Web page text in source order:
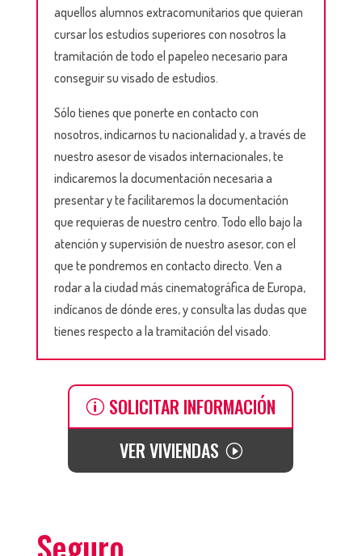
aquellos alumnos extracomunitarios que quieran
cursar los estudios superiores con nosotros la
tramitación de todo el papeleo necesario para
conseguir su visado de estudios.
Sólo tienes que ponerte en contacto con
nosotros, indicarnos tu nacionalidad y, a través de
nuestro asesor de visados internacionales, te
indicaremos la documentación necesaria a
presentar y te facilitaremos la documentación
que requieras de nuestro centro. Todo ello bajo la
atención y supervisión de nuestro asesor, con el
que te pondremos en contacto directo. Ven a
rodar a la ciudad más cinematográfica de Europa,
indícanos de dónde eres, y consulta las dudas que
tienes respecto a la tramitación del visado.
SOLICITAR INFORMACIÓN
VER VIVIENDAS